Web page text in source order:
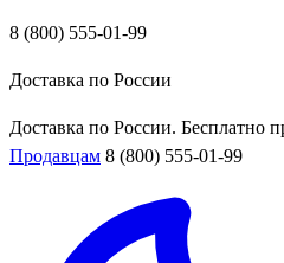
8 (800) 555-01-99
Доставка по России
Доставка по России. Бесплатно
Продавцам 8 (800) 555-01-99